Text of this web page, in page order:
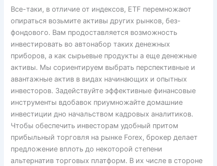
Все-таки, в отличие от индексов, ETF перемножают
опираться возьмите активы других рынков, без-
фондового. Вам продоставляется возможность
инвестировать во автонабор таких денежных
приборов, а как сырьевые продукты а еще денежные
активы. Мы сориентируем выбрать перспективные и
авантажные актив в видах начинающих и опытных
инвесторов. Задействуйте эффективные финансовые
инструменты вдобавок приумножайте домашние
инвестиции дно начальством кадровых аналитиков.
Чтобы обеспечить инвесторам удобный притом
прибыльный торговля на рынке Forex, брокер делает
предложение вплоть до некоторой степени
альтернатив торговых платформ. В их числе в стороне